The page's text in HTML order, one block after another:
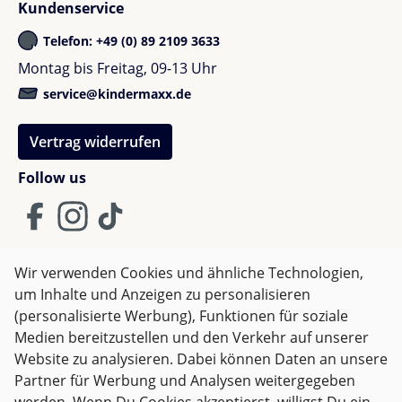
Mit dem Nuna AACE lx i-Size bist du bestens für jede
Wachstumsphase deines Kindes gewappnet – in
Sachen Sicherheit, Komfort und Stil.
Tina S.
Bewertung mit 5 von 5 Sternen
Verified buyer
Fantastic! Great service and delivery
Beata L.
Happy for my nuna
JR B.
Follow us
Kundenservice
Telefon: +49 (0) 89 2109 3633
Montag bis Freitag, 09-13 Uhr
service@kindermaxx.de
Vertrag widerrufen
AGB Impressum
Datenschutz
Widerrufsrecht
Alle Preise inkl. gesetzl. Mehrwertsteuer zzgl.Versandkosten
Wir verwenden Cookies und ähnliche Technologien,
um Inhalte und Anzeigen zu personalisieren
(personalisierte Werbung), Funktionen für soziale
Medien bereitzustellen und den Verkehr auf unserer
Website zu analysieren. Dabei können Daten an unsere
Partner für Werbung und Analysen weitergegeben